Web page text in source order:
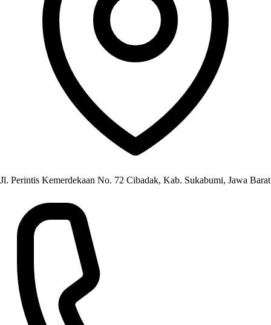
Jl. Perintis Kemerdekaan No. 72 Cibadak, Kab. Sukabumi, Jawa Barat